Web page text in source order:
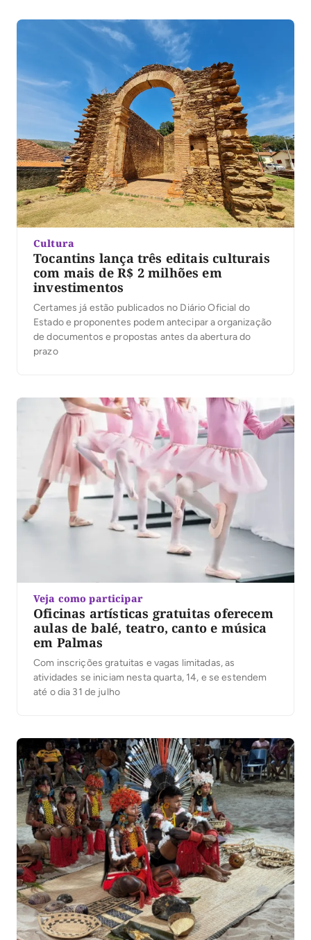
Cultura
Tocantins lança três editais culturais
com mais de R$ 2 milhões em
investimentos
Certames já estão publicados no Diário Oficial do
Estado e proponentes podem antecipar a organização
de documentos e propostas antes da abertura do
prazo
Veja como participar
Oficinas artísticas gratuitas oferecem
aulas de balé, teatro, canto e música
em Palmas
Com inscrições gratuitas e vagas limitadas, as
atividades se iniciam nesta quarta, 14, e se estendem
até o dia 31 de julho